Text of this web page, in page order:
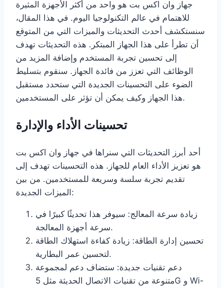
جهاز وان اكس بت هو واحد من أكثر الأجهزة المثيرة
للاهتمام في عالم التكنولوجيا اليوم. في هذا المقال،
سنستكشف أحدث التحديثات والميزات التي من المتوقع
أن تطرأ على هذا الجهاز المبتكر. هذه التحديثات تهدف
إلى تحسين تجربة المستخدم وإضافة المزيد من
الوظائف التي تعزز من فائدة الجهاز. سنقوم بتسليط
الضوء على التحسينات الجديدة التي ستحدد مستقبل
هذا الجهاز وكيف يمكن أن تؤثر على المستخدمين.
تحسينات الأداء والإدارة
أحد أبرز التحديثات التي سنراها في جهاز وان اكس بت
هو تعزيز الأداء العام للجهاز. هذه التحسينات تهدف إلى
تقديم تجربة سلسة وسريعة للمستخدمين. من بين
الميزات الجديدة:
زيادة سرعة المعالج: سيوفر هذا تحديثًا كبيرًا في
سرعة أجهزة المعالجة.
تحسين إدارة الطاقة: زيادة كفاءة استهلاك الطاقة
لتحسين عمر البطارية.
دعم تقنيات جديدة: ستضاف دعم لمجموعة
متنوعة من تقنيات الاتصال الحديثة مثل 5G و Wi-